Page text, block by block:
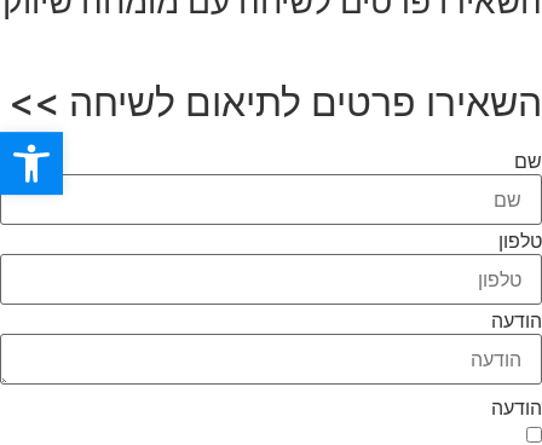
השאירו פרטים לתיאום לשיחה >>
שם
טלפון
הודעה
הודעה
פתח